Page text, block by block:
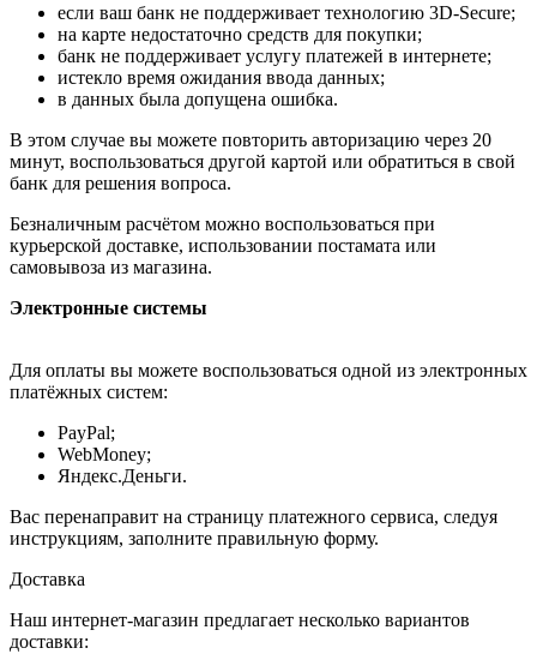
если ваш банк не поддерживает технологию 3D-Secure;
на карте недостаточно средств для покупки;
банк не поддерживает услугу платежей в интернете;
истекло время ожидания ввода данных;
в данных была допущена ошибка.
В этом случае вы можете повторить авторизацию через 20
минут, воспользоваться другой картой или обратиться в свой
банк для решения вопроса.
Безналичным расчётом можно воспользоваться при
курьерской доставке, использовании постамата или
самовывоза из магазина.
Электронные системы
Для оплаты вы можете воспользоваться одной из электронных
платёжных систем:
PayPal;
WebMoney;
Яндекс.Деньги.
Вас перенаправит на страницу платежного сервиса, следуя
инструкциям, заполните правильную форму.
Доставка
Наш интернет-магазин предлагает несколько вариантов
доставки: